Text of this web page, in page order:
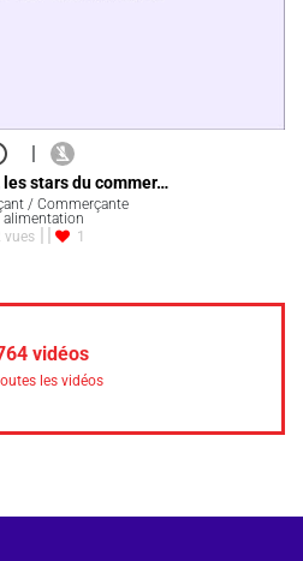
|
les stars du commer…
/ Commerçante
alimentation
vues
1
vidéos
les vidéos